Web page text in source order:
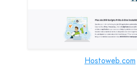
Hostoweb.com